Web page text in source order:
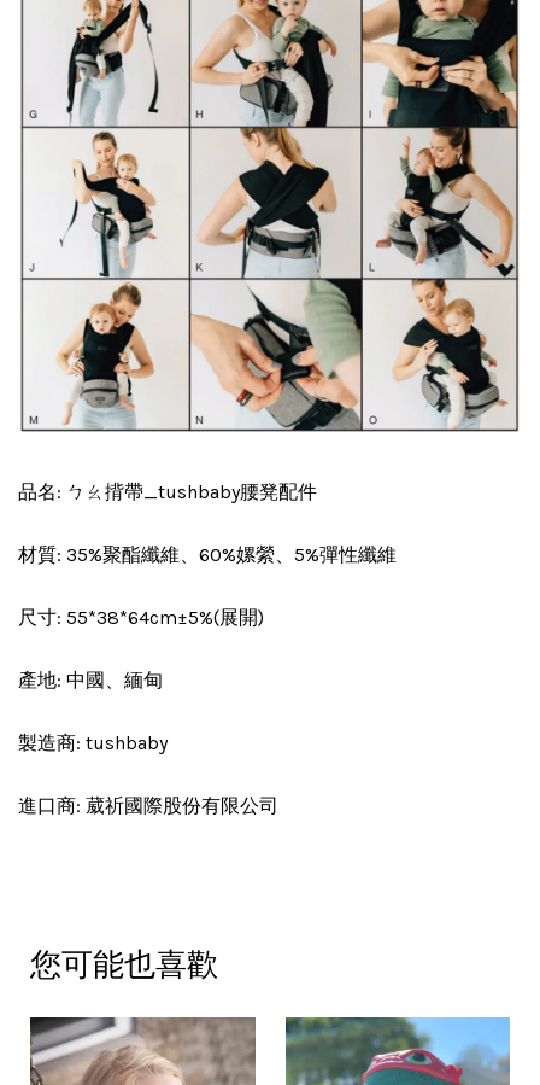
品名: ㄅㄠ揹帶_tushbaby腰凳配件
材質: 35%聚酯纖維、60%嫘縈、5%彈性纖維
尺寸: 55*38*64cm±5%(展開)
產地: 中國、緬甸
製造商: tushbaby
進口商: 葳祈國際股份有限公司
您可能也喜歡